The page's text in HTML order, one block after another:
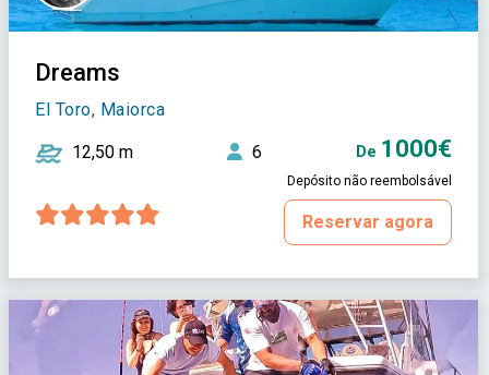
Dreams
El Toro, Maiorca
12,50 m 6 De 1000€
Depósito não reembolsável
Reservar agora